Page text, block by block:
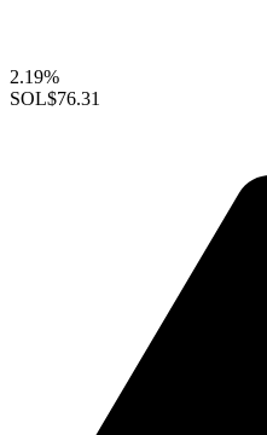
2.19%
SOL$76.31